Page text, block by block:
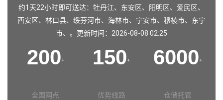
约1天22小时即可送达：牡丹江、东安区、阳明区、爱民区、
西安区、林口县、绥芬河市、海林市、宁安市、穆棱市、东宁
市、。更新时间：2026-08-08 02:25
200+
全国网点
150+
优势线路
6000+
仓储托管